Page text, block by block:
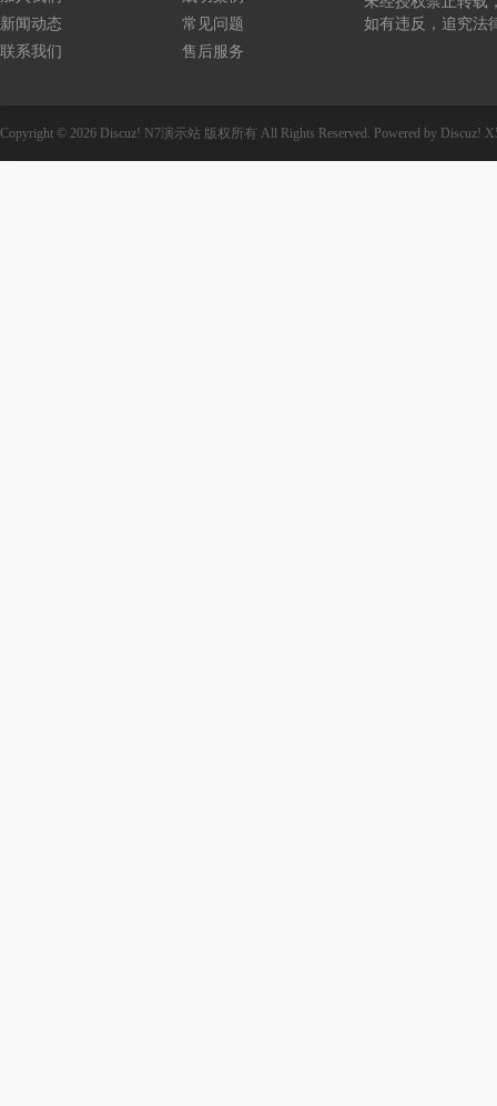
新闻动态
联系我们
常见问题
售后服务
如有违反，追究法
Copyright © 2026 Discuz! N7演示站 版权所有 All Rights Reserved. Powered by Discuz!